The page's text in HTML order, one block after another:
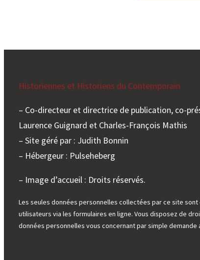
Historiennes et Historiens du Contemporain
– Co-directeur et directrice de publication, co-
Laurence Guignard et Charles-François Mathis
– Site géré par : Judith Bonnin
– Hébergeur : Pulseheberg
– Image d’accueil : Droits réservés.
Les seules données personnelles collectées par ce site
utilisateurs via les formulaires en ligne. Vous disposez de
données personnelles vous concernant par simple demande